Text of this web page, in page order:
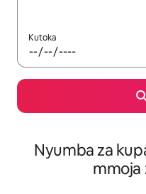
Kutoka
Nyumba za
mmoja